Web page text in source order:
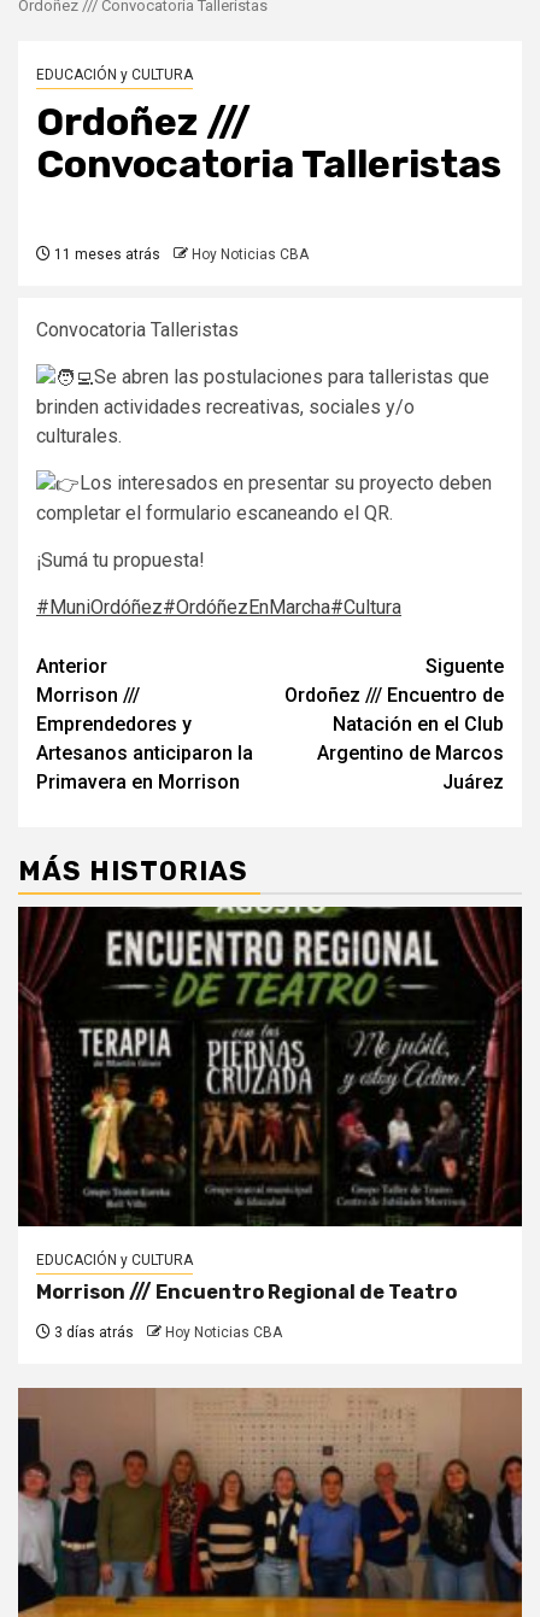
Ordoñez /// Convocatoria Talleristas
EDUCACIÓN y CULTURA
Ordoñez ///
Convocatoria Talleristas
11 meses atrás Hoy Noticias CBA
Convocatoria Talleristas
Se abren las postulaciones para talleristas que
brinden actividades recreativas, sociales y/o
culturales.
Los interesados en presentar su proyecto deben
completar el formulario escaneando el QR.
¡Sumá tu propuesta!
#MuniOrdóñez#OrdóñezEnMarcha#Cultura
Navegación
de
entradas
Anterior
Morrison ///
Emprendedores y
Artesanos anticiparon la
Primavera en Morrison
Siguente
Ordoñez /// Encuentro de
Natación en el Club
Argentino de Marcos
Juárez
MÁS HISTORIAS
EDUCACIÓN y CULTURA
Morrison /// Encuentro Regional de Teatro
3 días atrás Hoy Noticias CBA